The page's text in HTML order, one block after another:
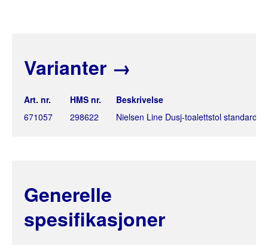
Varianter →
Art. nr. HMS nr.
Beskrivelse
671057
298622 Nielsen Line Dusj-toalettstol standard
Generelle
spesifikasjoner